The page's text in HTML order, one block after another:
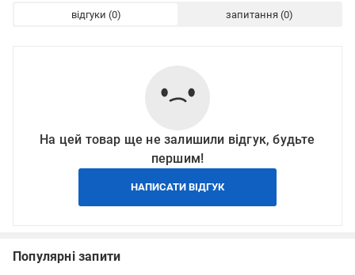
відгуки запитання
На цей товар ще не залишили відгук, будьте
першим!
НАПИСАТИ ВІДГУК
Популярні запити